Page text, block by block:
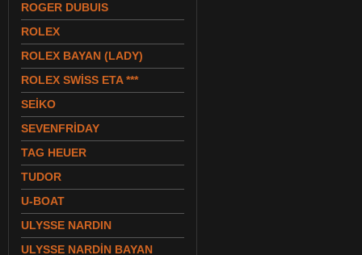
ROGER DUBUIS
ROLEX
ROLEX BAYAN (LADY)
ROLEX SWİSS ETA ***
SEİKO
SEVENFRİDAY
TAG HEUER
TUDOR
U-BOAT
ULYSSE NARDIN
ULYSSE NARDİN BAYAN